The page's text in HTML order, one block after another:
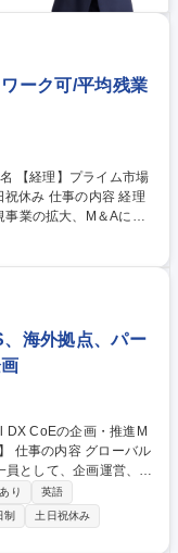
ーク可/平均残業
容 経理
業の拡大、M＆Aによ
業務拡大に伴う増員募
監査対応資料の作成）
メント業務 ※変更の範
海外拠点、パー
として、企画運営、海
クトマネジメントに従
グローバルベースでD
り
英語
制
土日祝休み